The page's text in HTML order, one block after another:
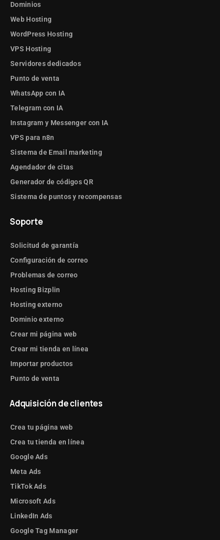
Dominios
Web Hosting
WordPress Hosting
VPS Hosting
Servidores dedicados
Punto de venta
WhatsApp con IA
Telegram con IA
Instagram y Messenger con IA
VPS para n8n
Sistema de Email marketing
Agendador de citas
Generador de códigos QR
Sistema de puntos y recompensas
Soporte
Solicitud de garantía
Configuración de correo
Problemas de correo
Hosting Bizplin
Hosting externo
Dominio externo
Crear mi página web
Crear mi tienda en línea
Importar productos
Punto de venta
Adquisición de clientes
Crea tu página web
Crea tu tienda en línea
Google Ads
Meta Ads
TikTok Ads
Microsoft Ads
LinkedIn Ads
Google Tag Manager